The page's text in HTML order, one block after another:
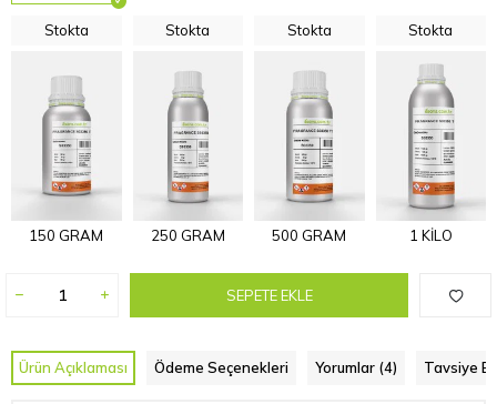
Stokta
150 GRAM
Stokta
250 GRAM
Stokta
500 GRAM
Stokta
1 KİLO
SEPETE EKLE
Ürün Açıklaması Ödeme Seçenekleri Yorumlar (4) Tavsiye Et